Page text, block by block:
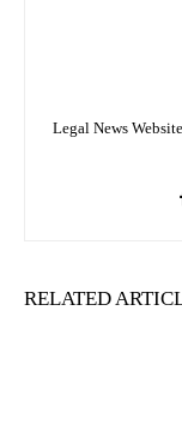
Legal News
RELATED